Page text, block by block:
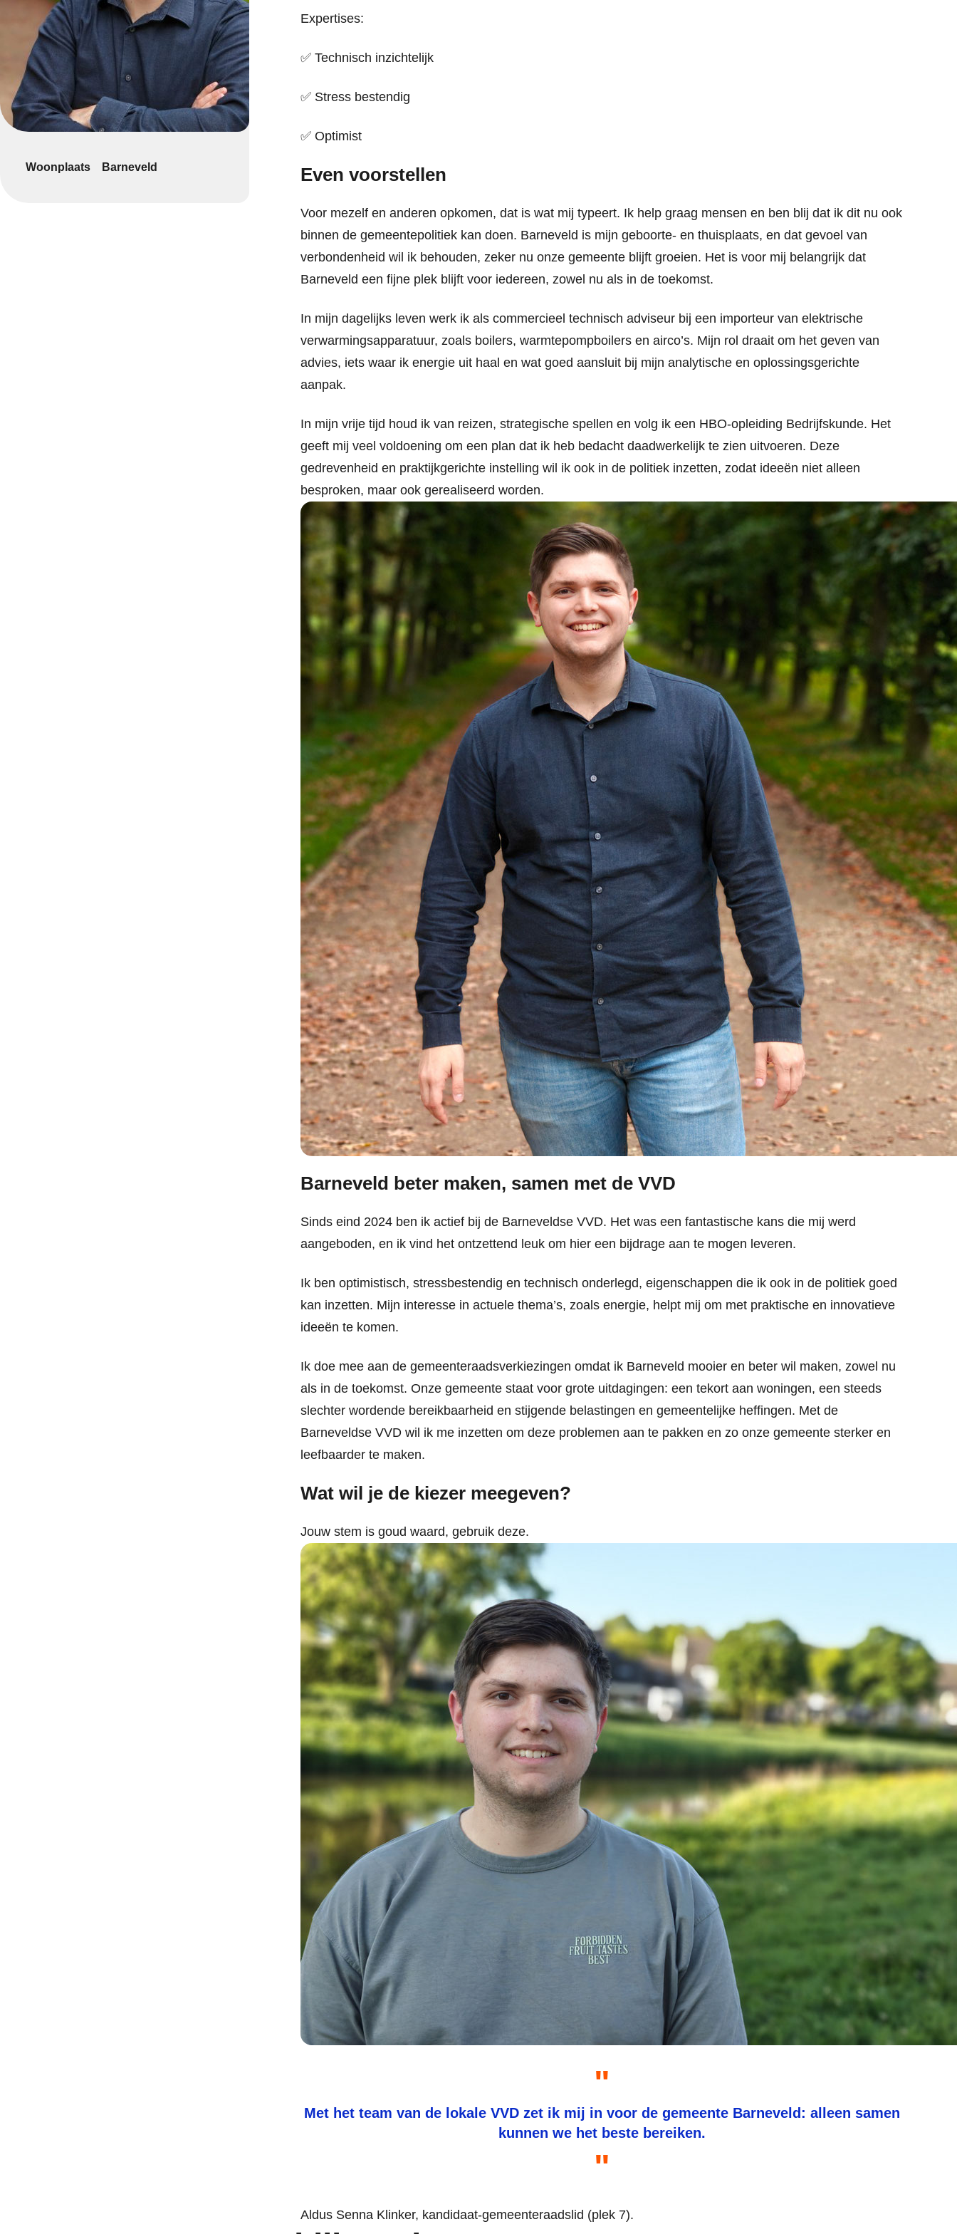
Woonplaats Barneveld
Expertises:
✅ Technisch inzichtelijk
✅ Stress bestendig
✅ Optimist
Even voorstellen
Voor mezelf en anderen opkomen, dat is wat mij typeert. Ik help graag mensen en ben blij dat ik dit nu ook
binnen de gemeentepolitiek kan doen. Barneveld is mijn geboorte- en thuisplaats, en dat gevoel van
verbondenheid wil ik behouden, zeker nu onze gemeente blijft groeien. Het is voor mij belangrijk dat
Barneveld een fijne plek blijft voor iedereen, zowel nu als in de toekomst.
In mijn dagelijks leven werk ik als commercieel technisch adviseur bij een importeur van elektrische
verwarmingsapparatuur, zoals boilers, warmtepompboilers en airco’s. Mijn rol draait om het geven van
advies, iets waar ik energie uit haal en wat goed aansluit bij mijn analytische en oplossingsgerichte
aanpak.
In mijn vrije tijd houd ik van reizen, strategische spellen en volg ik een HBO-opleiding Bedrijfskunde. Het
geeft mij veel voldoening om een plan dat ik heb bedacht daadwerkelijk te zien uitvoeren. Deze
gedrevenheid en praktijkgerichte instelling wil ik ook in de politiek inzetten, zodat ideeën niet alleen
besproken, maar ook gerealiseerd worden.
Barneveld beter maken, samen met de VVD
Sinds eind 2024 ben ik actief bij de Barneveldse VVD. Het was een fantastische kans die mij werd
aangeboden, en ik vind het ontzettend leuk om hier een bijdrage aan te mogen leveren.
Ik ben optimistisch, stressbestendig en technisch onderlegd, eigenschappen die ik ook in de politiek goed
kan inzetten. Mijn interesse in actuele thema’s, zoals energie, helpt mij om met praktische en innovatieve
ideeën te komen.
Ik doe mee aan de gemeenteraadsverkiezingen omdat ik Barneveld mooier en beter wil maken, zowel nu
als in de toekomst. Onze gemeente staat voor grote uitdagingen: een tekort aan woningen, een steeds
slechter wordende bereikbaarheid en stijgende belastingen en gemeentelijke heffingen. Met de
Barneveldse VVD wil ik me inzetten om deze problemen aan te pakken en zo onze gemeente sterker en
leefbaarder te maken.
Wat wil je de kiezer meegeven?
Jouw stem is goud waard, gebruik deze.
Met het team van de lokale VVD zet ik mij in voor de gemeente Barneveld: alleen samen
kunnen we het beste bereiken.
Aldus Senna Klinker, kandidaat-gemeenteraadslid (plek 7).